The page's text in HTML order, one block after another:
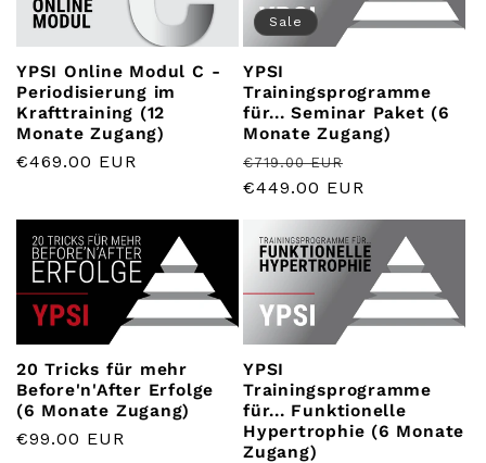
YPSI Online Modul C -
Periodisierung im
Krafttraining (12
Monate Zugang)
Normaler
€469.00 EUR
Sale
YPSI
Trainingsprogramme
für... Seminar Paket (6
Monate Zugang)
Normaler
Preis
€719.00 EUR
€449.00 EUR
20 Tricks für mehr
Before'n'After Erfolge
(6 Monate Zugang)
Normaler
€99.00 EUR
YPSI
Trainingsprogramme
für... Funktionelle
Hypertrophie (6 Monate
Zugang)